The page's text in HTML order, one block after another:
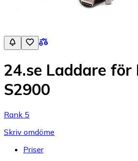
24.se Laddare för
S2900
Rank 5
Skriv omdöme
Priser